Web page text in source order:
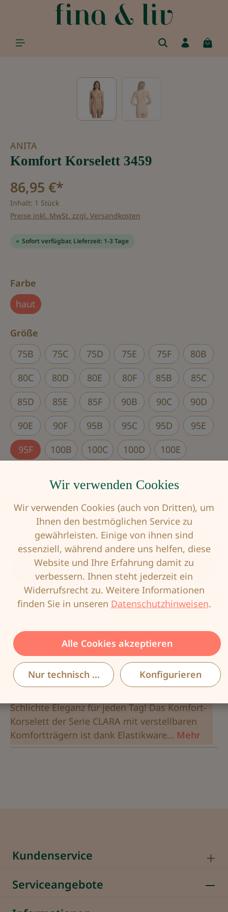
springen
Bildergalerie überspringen
ANITA
Komfort Korselett 3459
86,95 €*
Inhalt: 1 Stück
Preise inkl. MwSt. zzgl. Versandkosten
Sofort verfügbar, Lieferzeit: 1-3 Tage
Farbe
haut
Größe
75B
75C 75D 75E 75F
80B
80C
80D 80E 80F 85B
85C
85D
85E 85F 90B 90C
90D
90E
90F 95B 95C 95D
95E
95F
100B 100C 100D
100E
Produkt Anzahl: Gib den gewünschten
In den Warenkorb
Produktnummer:ANI-3459-H.23
EAN:4009706243083
Beschreibung
Schlichte Eleganz für jeden Tag! Das Komfort-
Korselett der Serie CLARA mit verstellbaren
Komfortträgern ist dank Elastikware… Mehr
Kundenservice
Serviceangebote
Wir verwenden Cookies
Wir verwenden Cookies (auch von Dritten), um
Ihnen den bestmöglichen Service zu
gewährleisten. Einige von ihnen sind
essenziell, während andere uns helfen, diese
Website und Ihre Erfahrung damit zu
verbessern. Ihnen steht jederzeit ein
Widerrufsrecht zu. Weitere Informationen
finden Sie in unseren Datenschutzhinweisen.
Alle Cookies akzeptieren
Nur technisch notwendigeKonfigurieren